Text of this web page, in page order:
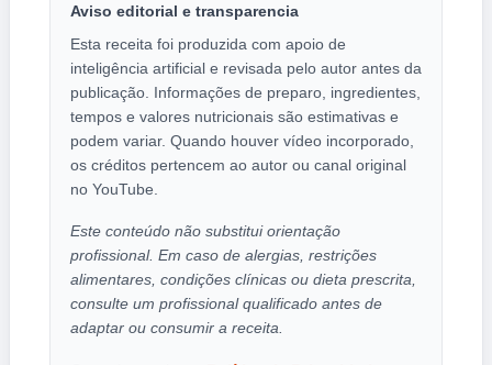
Aviso editorial e transparencia
Esta receita foi produzida com apoio de
inteligência artificial e revisada pelo autor antes da
publicação. Informações de preparo, ingredientes,
tempos e valores nutricionais são estimativas e
podem variar. Quando houver vídeo incorporado,
os créditos pertencem ao autor ou canal original
no YouTube.
Este conteúdo não substitui orientação
profissional. Em caso de alergias, restrições
alimentares, condições clínicas ou dieta prescrita,
consulte um profissional qualificado antes de
adaptar ou consumir a receita.